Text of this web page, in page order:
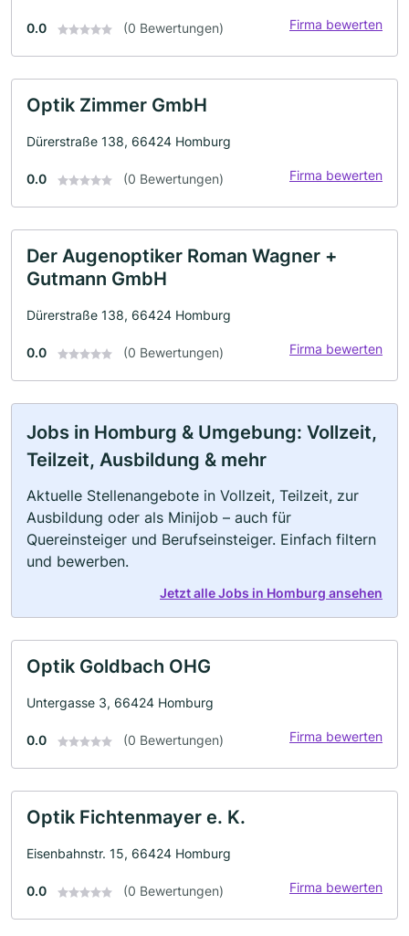
0.0 (0 Bewertungen) Firma bewerten
Optik Zimmer GmbH
Dürerstraße 138, 66424 Homburg
0.0 (0 Bewertungen) Firma bewerten
Der Augenoptiker Roman Wagner +
Gutmann GmbH
Dürerstraße 138, 66424 Homburg
0.0 (0 Bewertungen) Firma bewerten
Jobs in Homburg & Umgebung: Vollzeit,
Teilzeit, Ausbildung & mehr
Aktuelle Stellenangebote in Vollzeit, Teilzeit, zur
Ausbildung oder als Minijob – auch für
Quereinsteiger und Berufseinsteiger. Einfach filtern
und bewerben.
Jetzt alle Jobs in Homburg ansehen
Optik Goldbach OHG
Untergasse 3, 66424 Homburg
0.0 (0 Bewertungen) Firma bewerten
Optik Fichtenmayer e. K.
Eisenbahnstr. 15, 66424 Homburg
0.0 (0 Bewertungen) Firma bewerten